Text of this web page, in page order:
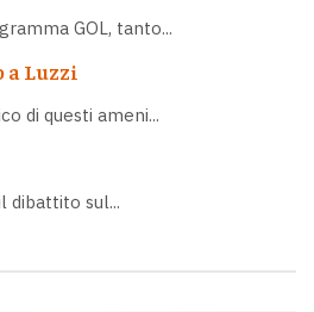
GOL, tanto...
a Luzzi
di questi ameni...
dibattito sul...